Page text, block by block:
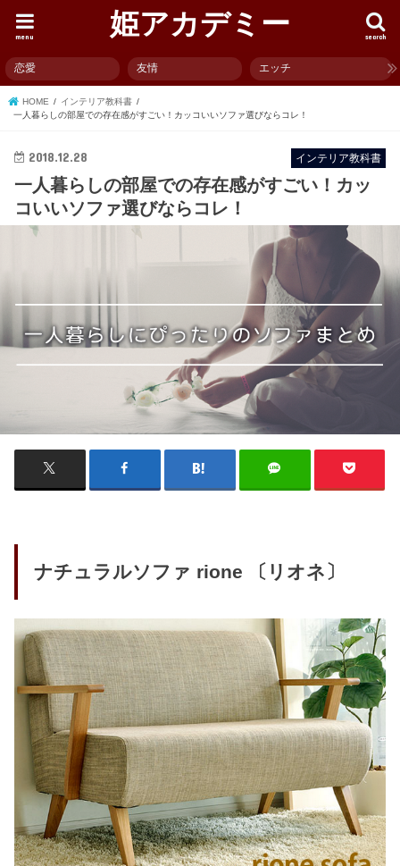
姫アカデミー search
menu
恋愛 友情 エッチ
HOME
インテリア教科書
一人暮らしの部屋での存在感がすごい！カッコいいソファ選びならコレ！
インテリア教科書
2018.12.28
一人暮らしの部屋での存在感がすごい！カッ
コいいソファ選びならコレ！
ナチュラルソファ rione 〔リオネ〕